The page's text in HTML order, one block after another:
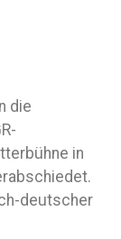
die
in
deutscher